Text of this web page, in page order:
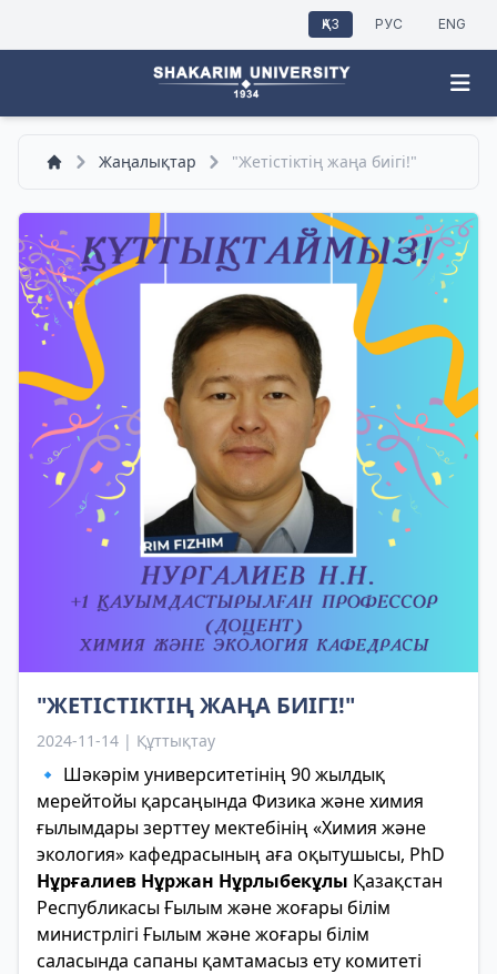
ҚАЗ РУС ENG
Жаңалықтар "Жетістіктің жаңа биігі!"
"ЖЕТІСТІКТІҢ ЖАҢА БИІГІ!"
2024-11-14 | Құттықтау
🔹 Шәкәрім университетінің 90 жылдық
мерейтойы қарсаңында Физика және химия
ғылымдары зерттеу мектебінің «Химия және
экология» кафедрасының аға оқытушысы, PhD
Нұрғалиев Нұржан Нұрлыбекұлы Қазақстан
Республикасы Ғылым және жоғары білім
министрлігі Ғылым және жоғары білім
саласында сапаны қамтамасыз ету комитеті